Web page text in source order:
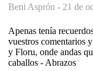
Beni Asprón - 21 de
Apenas tenía
vuestros comentarios
y Floru, onde andas
caballos - Abrazos